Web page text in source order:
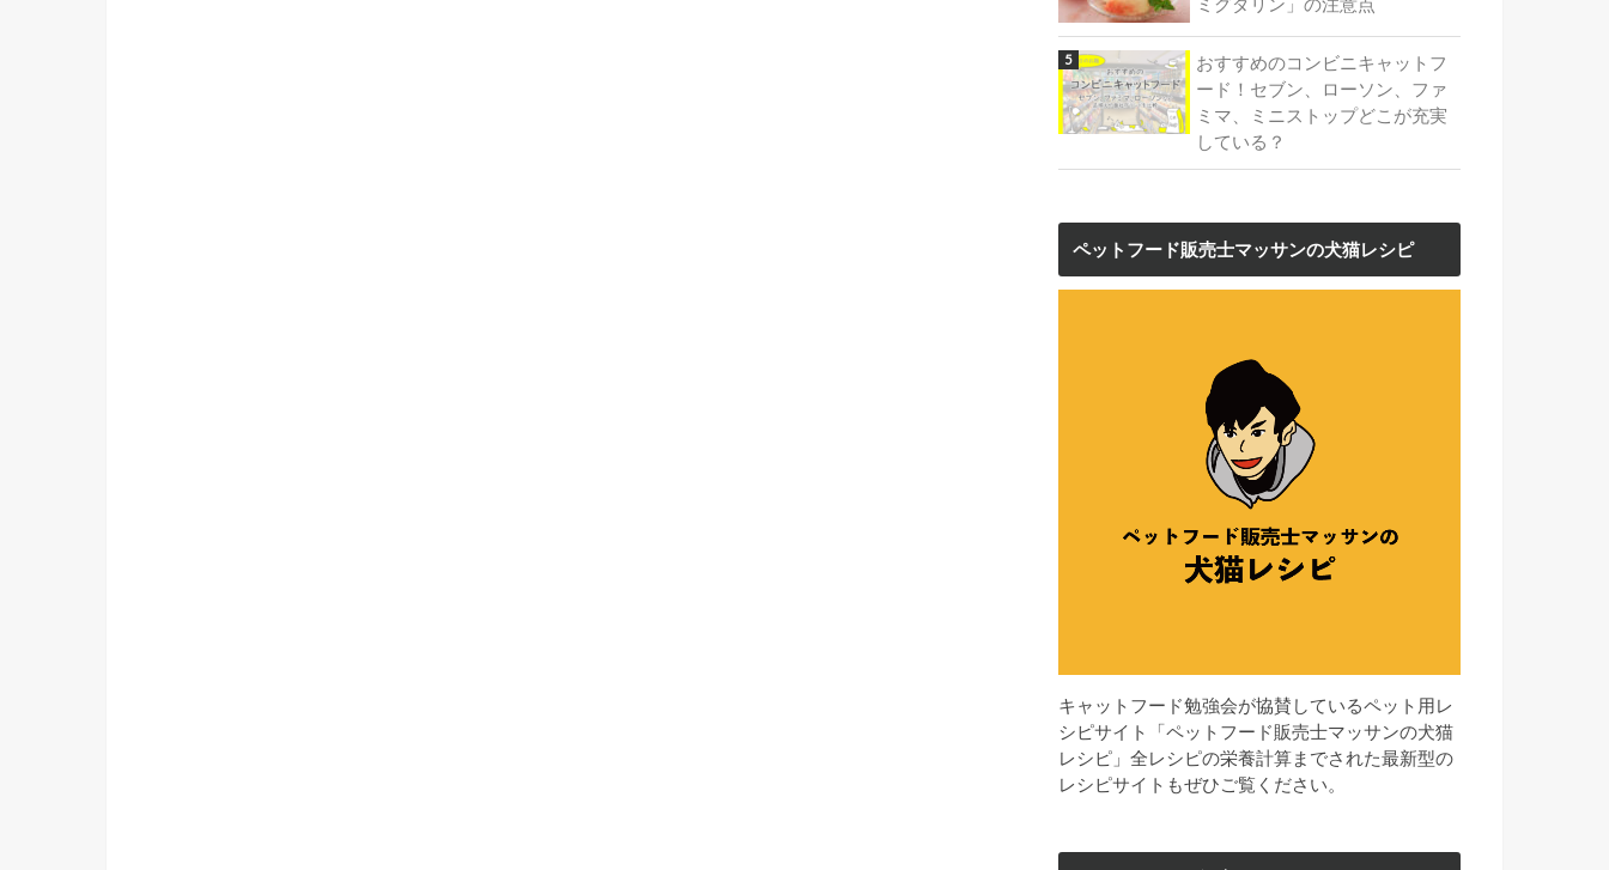
ミグダリン」の注意点
おすすめのコンビニキャットフ
ード！セブン、ローソン、ファ
ミマ、ミニストップどこが充実
している？
ペットフード販売士マッサンの犬猫レシピ
キャットフード勉強会が協賛しているペット用レ
シピサイト「ペットフード販売士マッサンの犬猫
レシピ」全レシピの栄養計算までされた最新型の
レシピサイトもぜひご覧ください。